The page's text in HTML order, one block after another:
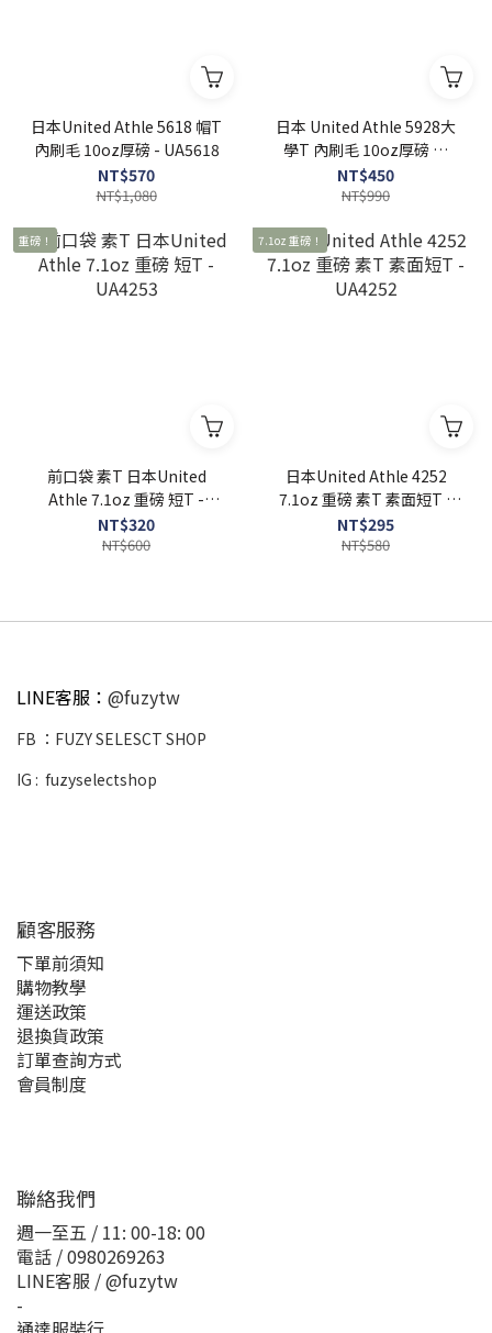
日本United Athle 5618 帽T
內刷毛 10oz厚磅 - UA5618
NT$570
NT$1,080
日本 United Athle 5928大
學T 內刷毛 10oz厚磅 【
FUZY 】- UA5928
NT$450
NT$990
重磅！
前口袋 素T 日本United
Athle 7.1oz 重磅 短T -
UA4253
NT$320
NT$600
7.1oz 重磅！
日本United Athle 4252
7.1oz 重磅 素T 素面短T -
UA4252
NT$295
NT$580
LINE客服： @fuzytw
FB ： FUZY SELESCT SHOP
IG : fuzyselectshop
顧客服務
下單前須知
購物教學
運送政策
退換貨政策
訂單查詢方式
會員制度
聯絡我們
週一至五 / 11: 00-18: 00
電話 / 0980269263
LINE客服 / @fuzytw
-